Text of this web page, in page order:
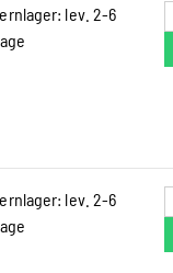
lev. 2-6
lev. 2-6